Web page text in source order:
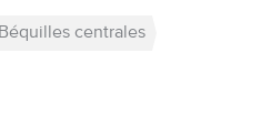
Béquilles centrales